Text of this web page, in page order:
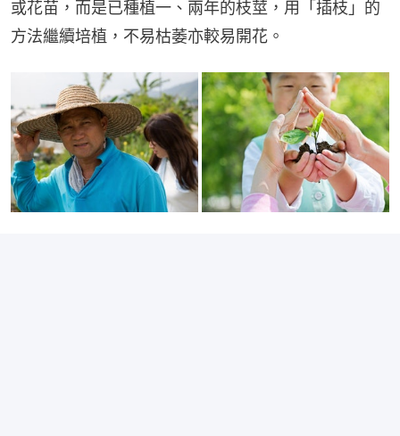
或花苗，而是已種植一、兩年的枝莖，用「插枝」的
方法繼續培植，不易枯萎亦較易開花。